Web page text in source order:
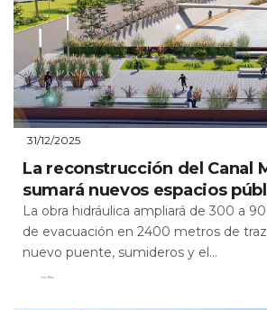
31/12/2025
La reconstrucción del Canal
sumará nuevos espacios
La obra hidráulica ampliará de 300 a
de evacuación en 2400 metros de
nuevo puente, sumideros y el...
Leer Más